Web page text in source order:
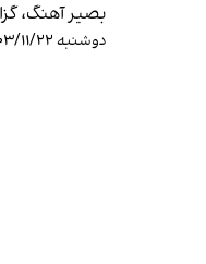
بصیر آهنگ،
دوشنبه ۱۴۰۳/۱۱/۲۲